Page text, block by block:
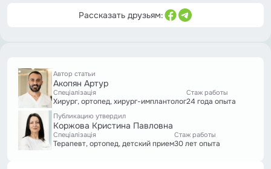
Рассказать друзьям:
Автор статьи
Акопян Артур
Спеціалізація
Хирург, ортопед, хирург-имплантолог
Стаж работы
24 года опыта
Публикацию утвердил
Коржова Кристина Павловна
Спеціалізація
Терапевт, ортопед, детский прием
Стаж работы
30 лет опыта